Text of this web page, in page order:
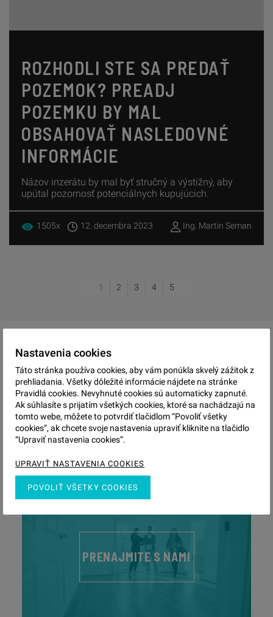
ROZHODLI STE SA PREDAŤ
POZEMOK? PREADJ
POZEMKU BY MAL
OBSAHOVAŤ NASLEDOVNÉ
INFORMÁCIE
Názov inzerátu by mal byť stručný a výstižný, aby
upútal pozornosť potenciálnych kupujúcich.
1505x 12. decembra 2023 Ing. Martin Seman
1 2 3 4 5
PREDAJTE S NAMI
PRENAJMITE S NAMI
Nastavenia cookies
Táto stránka používa cookies, aby vám ponúkla skvelý zážitok z
prehliadania. Všetky dôležité informácie nájdete na stránke
Pravidlá cookies. Nevyhnuté cookies sú automaticky zapnuté.
Ak súhlasíte s prijatím všetkých cookies, ktoré sa nachádzajú na
tomto webe, môžete to potvrdiť tlačidlom “Povoliť všetky
cookies“, ak chcete svoje nastavenia upraviť kliknite na tlačidlo
“Upraviť nastavenia cookies”.
UPRAVIŤ NASTAVENIA COOKIES
POVOLIŤ VŠETKY COOKIES